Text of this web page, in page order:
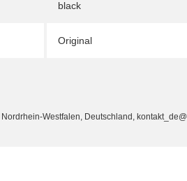
black
Original
Westfalen, Deutschland,